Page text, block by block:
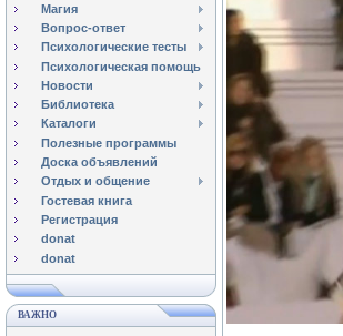
Магия
Вопрос-ответ
Психологические тесты
Психологическая помощь
Новости
Библиотека
Каталоги
Полезные программы
Доска объявлений
Отдых и общение
Гостевая книга
Регистрация
donat
donat
ВАЖНО